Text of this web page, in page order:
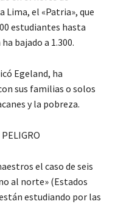
Lima, el «Patria», que
estudiantes hasta
bajado a 1.300.
Egeland, ha
sus familias o solos
y la pobreza.
PELIGRO
el caso de seis
al norte» (Estados
estudiando por las